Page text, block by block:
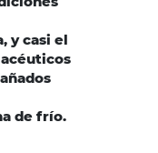
y casi el
de frío.